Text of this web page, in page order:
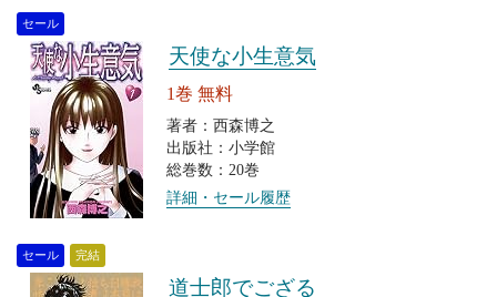
セール
天使な小生意気
1巻 無料
著者：西森博之
出版社：小学館
総巻数：20巻
詳細・セール履歴
セール 完結
道士郎でござる